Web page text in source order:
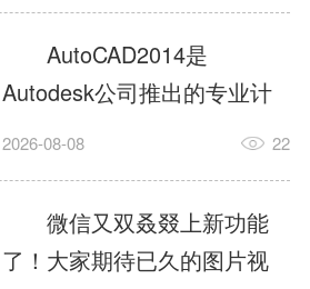
入AutoCAD2014的操作界
面，如图所示：2.在该界面内
找到矩形选项，如图所示：3.
点击矩...
办的解决方法，有需要的小
伙伴可以来了解了解哦。1.打
开控制面板，选择
AutodeskAutoCAD2014。2.
等AutodeskAutoCAD2014的
安装程序加载完毕。3.选择添
加/...
AutoCAD2014是
Autodesk公司推出的专业计
算机辅助设计（CAD）软
子、建筑、服装等多个工程
与设计领域。作为行业标准
工具之一，它提供了强大的
2026-08-08 22
微信又双叒叕上新功能
了！大家期待已久的图片视